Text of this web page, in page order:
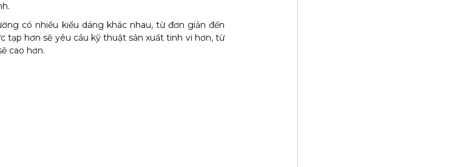
có nhiều kiểu dáng khác nhau, từ đơn giản đến
tạp hơn sẽ yêu cầu kỹ thuật sản xuất tinh vi hơn, từ
cao hơn.